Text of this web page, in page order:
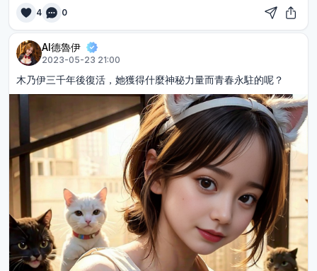
4 0
AI德魯伊
2023-05-23 21:00
木乃伊三千年後復活，她獲得什麼神秘力量而青春永駐的呢？